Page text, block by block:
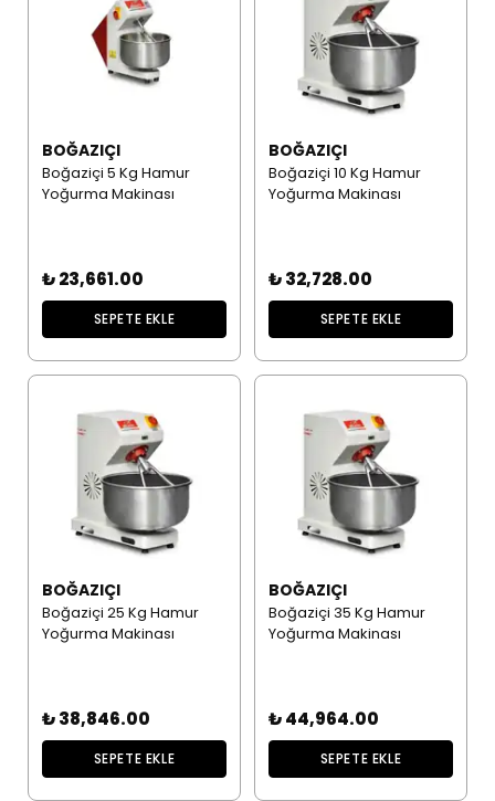
BOĞAZIÇI
Boğaziçi 5 Kg Hamur
Yoğurma Makinası
₺ 23,661.00
SEPETE EKLE
BOĞAZIÇI
Boğaziçi 10 Kg Hamur
Yoğurma Makinası
₺ 32,728.00
SEPETE EKLE
BOĞAZIÇI
Boğaziçi 25 Kg Hamur
Yoğurma Makinası
₺ 38,846.00
SEPETE EKLE
BOĞAZIÇI
Boğaziçi 35 Kg Hamur
Yoğurma Makinası
₺ 44,964.00
SEPETE EKLE